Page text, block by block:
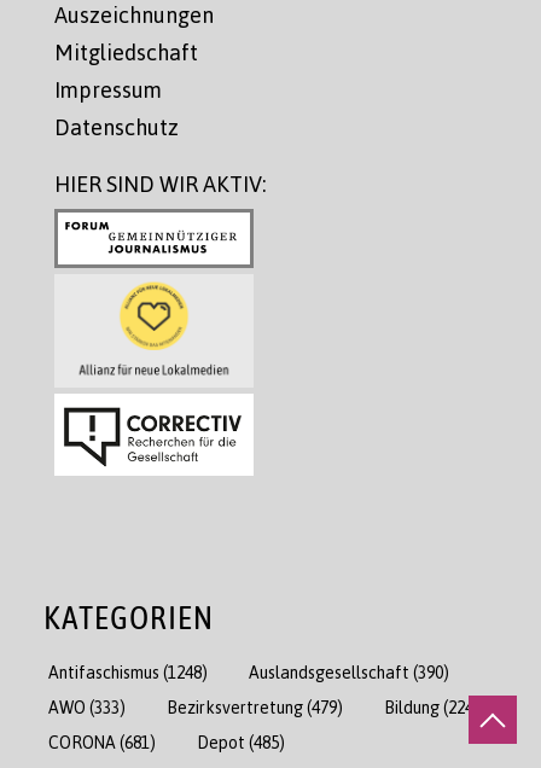
Auszeichnungen
Mitgliedschaft
Impressum
Datenschutz
HIER SIND WIR AKTIV:
KATEGORIEN
Antifaschismus (1248) Auslandsgesellschaft (390)
AWO (333) Bezirksvertretung(479) Bildung(2243)
CORONA(681) Depot (485)